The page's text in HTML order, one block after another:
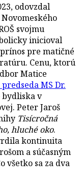
odovzdal
svojmu
inicioval
pre matičné
Cenu, ktorú
Matice
MS Dr.
v
Peter Jaroš
Tisícročná
hluché oko.
kontinuita
a súčasným
všetko sa za dva